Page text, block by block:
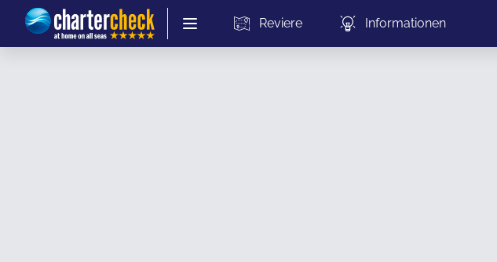
Chartercheck Reviere Informationen